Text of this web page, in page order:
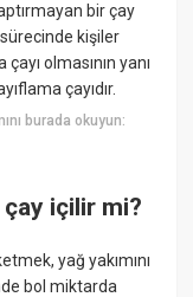
bir çay
kişiler
olmasının yanı
çayıdır.
burada okuyun:
içilir mi?
yağ yakımını
bol miktarda